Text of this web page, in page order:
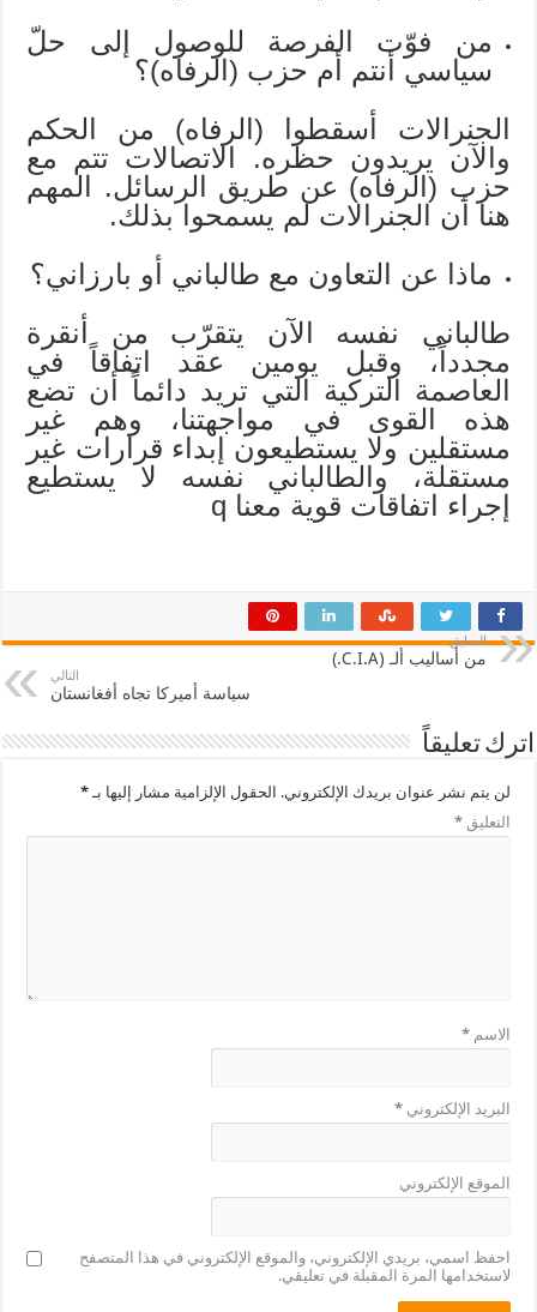
من فوّت الفرصة للوصول إلى حلّ
سياسي أنتم أم حزب (الرفاه)؟
الجنرالات أسقطوا (الرفاه) من الحكم
والآن يريدون حظره. الاتصالات تتم مع
حزب (الرفاه) عن طريق الرسائل. المهم
هنا أن الجنرالات لم يسمحوا بذلك.
ماذا عن التعاون مع طالباني أو بارزاني؟
طالباني نفسه الآن يتقرّب من أنقرة
مجدداً، وقبل يومين عقد اتفاقاً في
العاصمة التركية التي تريد دائماً أن تضع
هذه القوى في مواجهتنا، وهم غير
مستقلين ولا يستطيعون إبداء قرارات غير
مستقلة، والطالباني نفسه لا يستطيع
إجراء اتفاقات قوية معنا q
السابق
من أساليب ألـ (C.I.A.)
التالي
سياسة أميركا تجاه أفغانستان
اترك تعليقاً
لن يتم نشر عنوان بريدك الإلكتروني. الحقول الإلزامية مشار إليها بـ*
التعليق*
الاسم*
البريد الإلكتروني*
الموقع الإلكتروني
احفظ اسمي، بريدي الإلكتروني، والموقع الإلكتروني في هذا المتصفح
لاستخدامها المرة المقبلة في تعليقي.